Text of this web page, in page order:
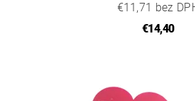
€11,71 bez
€14,40